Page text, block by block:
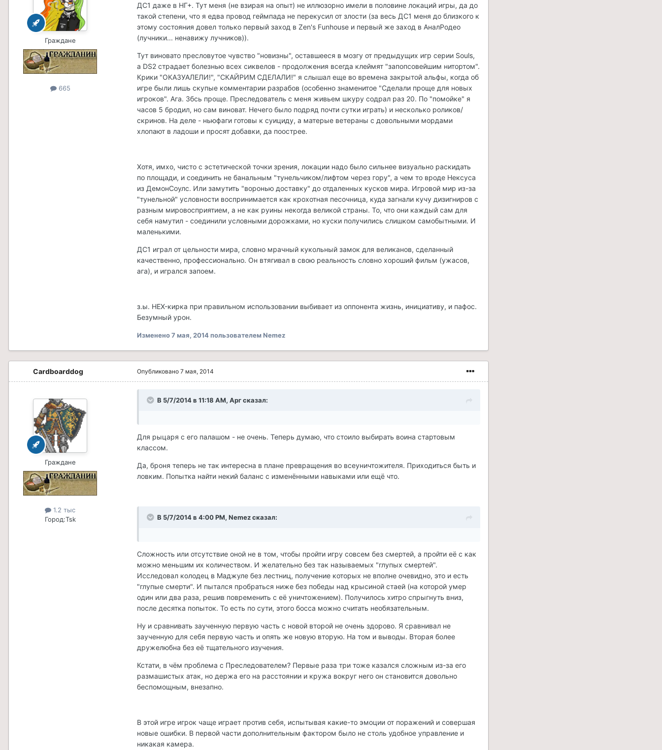
Граждане
665
ДС1 даже в НГ+. Тут меня (не взирая на опыт) не иллюзорно имели в половине локаций игры, да до
такой степени, что я едва провод геймпада не перекусил от злости (за весь ДС1 меня до близкого к
этому состояния довел только первый заход в Zen's Funhouse и первый же заход в АналРодео
(лучники... ненавижу лучников)).
Тут виновато пресловутое чувство "новизны", оставшееся в мозгу от предыдущих игр серии Souls,
а DS2 страдает болезнью всех сиквелов - продолжения всегда клеймят "запопсовейшим нитортом".
Крики "ОКАЗУАЛЕЛИ!", "СКАЙРИМ СДЕЛАЛИ!" я слышал еще во времена закрытой альфы, когда об
игре были лишь скупые комментарии разрабов (особенно знаменитое "Сделали проще для новых
игроков". Ага. Збсь проще. Преследователь с меня живьем шкуру содрал раз 20. По "помойке" я
часов 5 бродил, но сам виноват. Нечего было подряд почти сутки играть) и несколько роликов/
скринов. На деле - ньюфаги готовы к суициду, а матерые ветераны с довольными мордами
хлопают в ладоши и просят добавки, да поострее.
Хотя, имхо, чисто с эстетической точки зрения, локации надо было сильнее визуально раскидать
по площади, и соединить не банальным "тунельчиком/лифтом через гору", а чем то вроде Нексуса
из ДемонСоулс. Или замутить "воронью доставку" до отдаленных кусков мира. Игровой мир из-за
"тунельной" условности воспринимается как крохотная песочница, куда загнали кучу дизигниров с
разным мировосприятием, а не как руины некогда великой страны. То, что они каждый сам для
себя намутил - соединили условными дорожками, но куски получились слишком самобытными. И
маленькими.
ДС1 играл от цельности мира, словно мрачный кукольный замок для великанов, сделанный
качественно, профессионально. Он втягивал в свою реальность словно хороший фильм (ужасов,
ага), и игрался запоем.
з.ы. HEX-кирка при правильном использовании выбивает из оппонента жизнь, инициативу, и пафос.
Безумный урон.
Изменено7 мая, 2014пользователем Nemez
Cardboarddog
Граждане
1.2 тыс
Город:Tsk
Опубликовано 7 мая, 2014
В 5/7/2014 в 11:18 AM, Арг сказал:
Для рыцаря с его палашом - не очень. Теперь думаю, что стоило выбирать воина стартовым
классом.
Да, броня теперь не так интересна в плане превращения во всеуничтожителя. Приходиться быть и
ловким. Попытка найти некий баланс с изменёнными навыками или ещё что.
В 5/7/2014 в 4:00 PM, Nemez сказал:
Сложность или отсутствие оной не в том, чтобы пройти игру совсем без смертей, а пройти её с как
можно меньшим их количеством. И желательно без так называемых "глупых смертей".
Исследовал колодец в Маджуле без лестниц, получение которых не вполне очевидно, это и есть
"глупые смерти". И пытался пробраться ниже без победы над крысиной стаей (на которой умер
один или два раза, решив повременить с её уничтожением). Получилось хитро спрыгнуть вниз,
после десятка попыток. То есть по сути, этого босса можно считать необязательным.
Ну и сравнивать заученную первую часть с новой второй не очень здорово. Я сравнивал не
заученную для себя первую часть и опять же новую вторую. На том и выводы. Вторая более
дружелюбна без её тщательного изучения.
Кстати, в чём проблема с Преследователем? Первые раза три тоже казался сложным из-за его
размашистых атак, но держа его на расстоянии и кружа вокруг него он становится довольно
беспомощным, внезапно.
В этой игре игрок чаще играет против себя, испытывая какие-то эмоции от поражений и совершая
новые ошибки. В первой части дополнительным фактором было не столь удобное управление и
никакая камера.